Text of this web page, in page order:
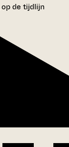
de tijdlijn